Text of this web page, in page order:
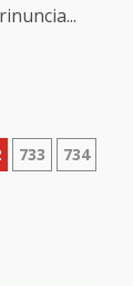
733
734